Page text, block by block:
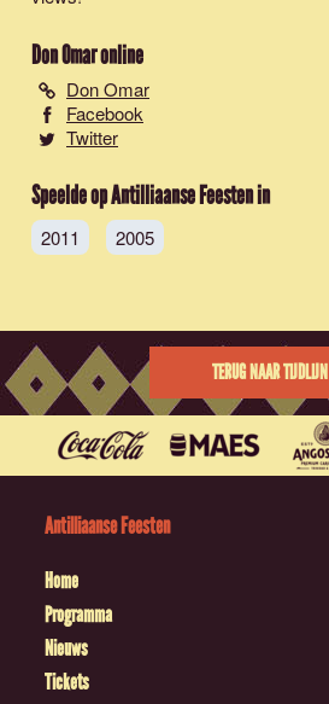
Don Omaronline
Don Omar
Facebook
Twitter
Speelde op Antilliaanse Feesten in
2011 2005
TERUG NAAR TIJDLIJN
Antilliaanse Feesten
Home
Programma
Nieuws
Tickets